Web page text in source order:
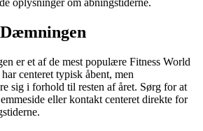
er et af de mest populære Fitness World
centeret typisk åbent, men
sig i forhold til resten af året. Sørg for at
eller kontakt centeret direkte for